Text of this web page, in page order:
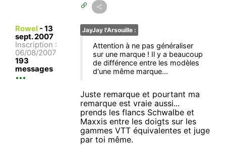
Rowel - 13
sept. 2007
Inscription :
06/08/2007
193
messages
JayJay l'Arsouille :
Attention à ne pas généraliser
sur une marque ! Il y a beaucoup
de différence entre les modèles
d'une même marque...
Juste remarque et pourtant ma
remarque est vraie aussi...
prends les flancs Schwalbe et
Maxxis entre les doigts sur les
gammes VTT équivalentes et juge
par toi même.